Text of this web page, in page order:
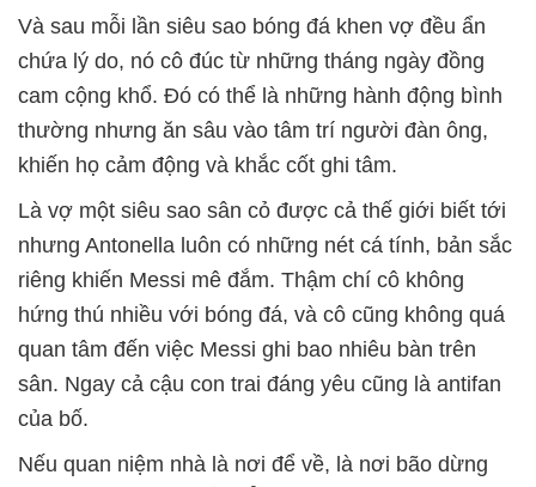
Và sau mỗi lần siêu sao bóng đá khen vợ đều ẩn
chứa lý do, nó cô đúc từ những tháng ngày đồng
cam cộng khổ. Đó có thể là những hành động bình
thường nhưng ăn sâu vào tâm trí người đàn ông,
khiến họ cảm động và khắc cốt ghi tâm.
Là vợ một siêu sao sân cỏ được cả thế giới biết tới
nhưng Antonella luôn có những nét cá tính, bản sắc
riêng khiến Messi mê đắm. Thậm chí cô không
hứng thú nhiều với bóng đá, và cô cũng không quá
quan tâm đến việc Messi ghi bao nhiêu bàn trên
sân. Ngay cả cậu con trai đáng yêu cũng là antifan
của bố.
Nếu quan niệm nhà là nơi để về, là nơi bão dừng